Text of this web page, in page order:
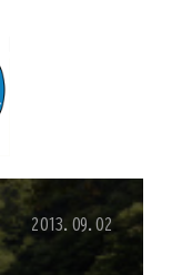
2013.09.02